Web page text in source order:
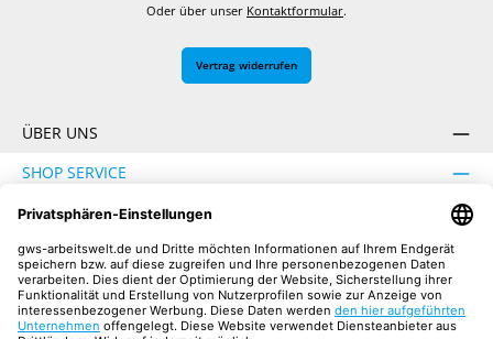
Oder über unser Kontaktformular.
Vertrag widerrufen
ÜBER UNS
SHOP SERVICE
INFORMATION
SICHER EINKAUFEN
UNSERE COMMUNITIES